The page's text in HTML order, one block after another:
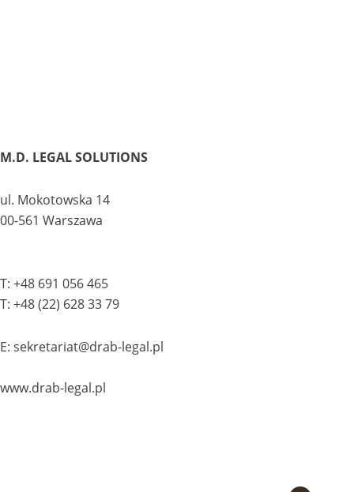
M.D. LEGAL SOLUTIONS
ul. Mokotowska 14
00-561 Warszawa
T: +48 691 056 465
T: +48 (22) 628 33 79
E: sekretariat@drab-legal.pl
www.drab-legal.pl